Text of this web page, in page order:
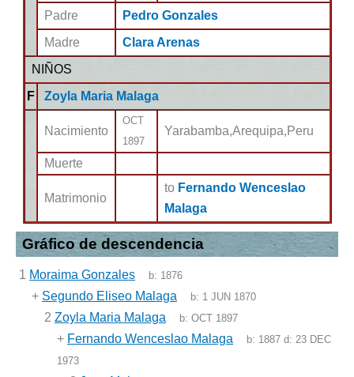
Padre
Pedro Gonzales
Madre
Clara Arenas
NIÑOS
F
Zoyla Maria Malaga
Nacimiento
OCT
1897
Yarabamba,Arequipa,Peru
Muerte
Matrimonio
to Fernando Wenceslao
Malaga
Gráfico de descendencia
1 Moraima Gonzales b: 1876
+ Segundo Eliseo Malaga b: 1 JUN 1870
2 Zoyla Maria Malaga b:OCT 1897
+ Fernando Wenceslao Malaga b: 1887 d:23 DEC
1973